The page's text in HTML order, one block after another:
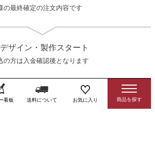
看板 送料について お気に入り
の最終確定の注文内容です
ザイン・製作スタート
の方は入金確認後となります
ン確認（ご希望の方）